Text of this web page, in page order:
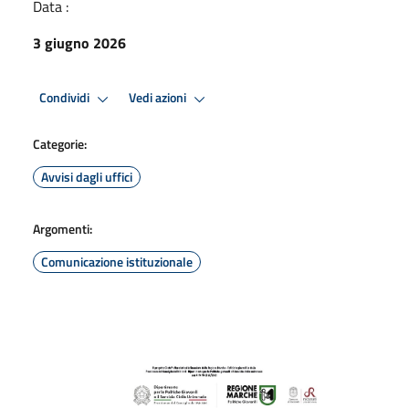
Data :
3 giugno 2026
Condividi Vedi azioni
Categorie:
Avvisi dagli uffici
Argomenti:
Comunicazione istituzionale